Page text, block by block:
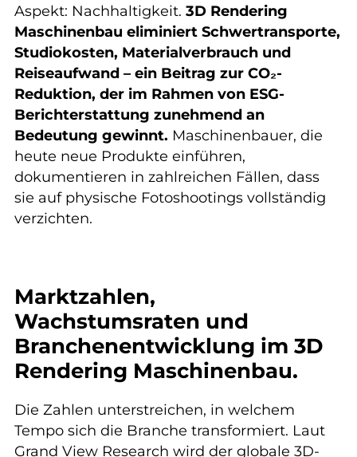
Aspekt: Nachhaltigkeit. 3D Rendering
Maschinenbau eliminiert Schwertransporte,
Studiokosten, Materialverbrauch und
Reiseaufwand – ein Beitrag zur CO₂-
Reduktion, der im Rahmen von ESG-
Berichterstattung zunehmend an
Bedeutung gewinnt. Maschinenbauer, die
heute neue Produkte einführen,
dokumentieren in zahlreichen Fällen, dass
sie auf physische Fotoshootings vollständig
verzichten.
Marktzahlen,
Wachstumsraten und
Branchenentwicklung im 3D
Rendering Maschinenbau.
Die Zahlen unterstreichen, in welchem
Tempo sich die Branche transformiert. Laut
Grand View Research wird der globale 3D-